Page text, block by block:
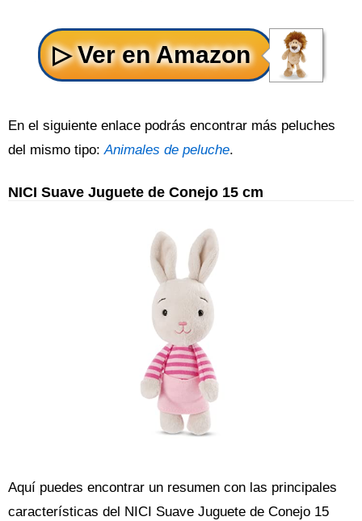
En el siguiente enlace podrás encontrar más peluches
del mismo tipo:Animales de peluche.
NICI Suave Juguete de Conejo 15 cm
Aquí puedes encontrar un resumen con las principales
características del NICI Suave Juguete de Conejo 15